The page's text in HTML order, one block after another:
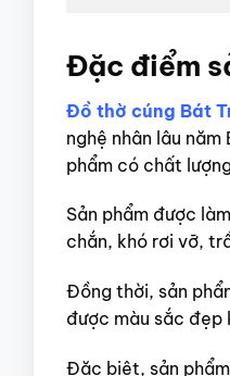
Đặc điểm
Đồ thờ cúng Bát
nghệ nhân lâu
phẩm có chất
Sản phẩm được
chắn, khó rơi vỡ,
Đồng thời, sản
được màu sắc đẹp
Đặc biệt, sản